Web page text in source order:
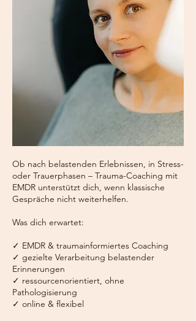
Ob nach belastenden Erlebnissen, in Stress-
oder Trauerphasen – Trauma-Coaching mit
EMDR unterstützt dich, wenn klassische
Gespräche nicht weiterhelfen.
Was dich erwartet:
✓ EMDR & traumainformiertes Coaching
✓ gezielte Verarbeitung belastender
Erinnerungen
✓ ressourcenorientiert, ohne
Pathologisierung
✓ online & flexibel